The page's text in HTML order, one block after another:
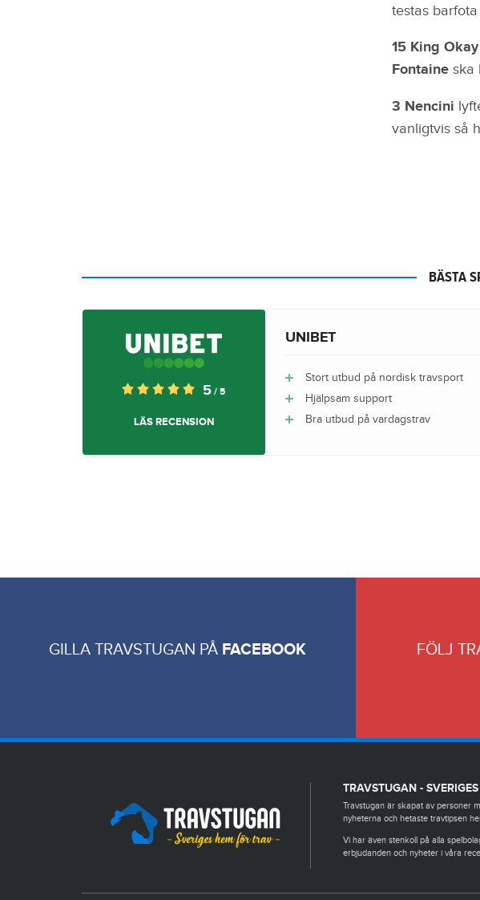
testas
15 King Okay
Fontaineska
3 Nencini
vanligtvis så
BÄSTA
5 / 5
LÄS RECENSION
UNIBET
Stort utbud på nordisk travsport
Hjälpsam support
Bra utbud på vardagstrav
GILLA TRAVSTUGAN PÅ FACEBOOK FÖLJ
TRAVSTUGAN -
Travstugan är skapat av personer
nyheterna och hetaste travtipsen
Vi har även stenkoll på alla
erbjudanden och nyheter i våra